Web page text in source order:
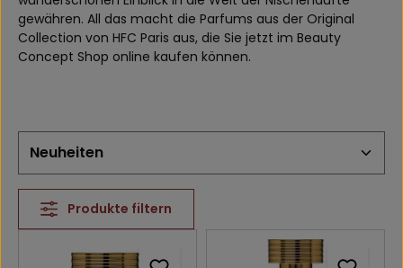
gewähren. All das macht die Parfums aus der Original
Collection von HFC Paris aus, die Sie jetzt im Beauty
Concept Shop online kaufen können.
Produkte filtern